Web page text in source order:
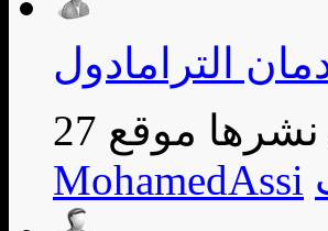
الترامادول
MohamedAssi